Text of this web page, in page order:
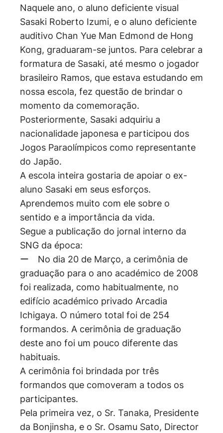
Naquele ano, o aluno deficiente visual
Sasaki Roberto Izumi, e o aluno deficiente
auditivo Chan Yue Man Edmond de Hong
Kong, graduaram-se juntos. Para celebrar a
formatura de Sasaki, até mesmo o jogador
brasileiro Ramos, que estava estudando em
nossa escola, fez questão de brindar o
momento da comemoração.
Posteriormente, Sasaki adquiriu a
nacionalidade japonesa e participou dos
Jogos Paraolímpicos como representante
do Japão.
A escola inteira gostaria de apoiar o ex-
aluno Sasaki em seus esforços.
Aprendemos muito com ele sobre o
sentido e a importância da vida.
Segue a publicação do jornal interno da
SNG da época:
ー No dia 20 de Março, a cerimônia de
graduação para o ano académico de 2008
foi realizada, como habitualmente, no
edifício académico privado Arcadia
Ichigaya. O número total foi de 254
formandos. A cerimônia de graduação
deste ano foi um pouco diferente das
habituais.
A cerimônia foi brindada por três
formandos que comoveram a todos os
participantes.
Pela primeira vez, o Sr. Tanaka, Presidente
da Bonjinsha, e o Sr. Osamu Sato, Director